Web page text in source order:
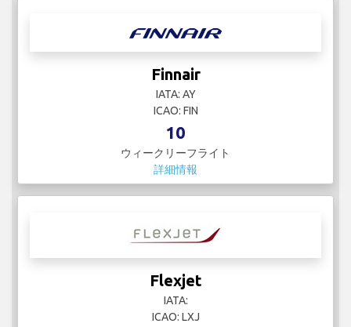
Finnair
IATA: AY
ICAO: FIN
10
ウィークリーフライト
詳細情報
Flexjet
IATA:
ICAO: LXJ